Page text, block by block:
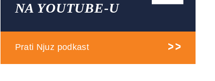
NA YOUTUBE-U
Prati Njuz podkast